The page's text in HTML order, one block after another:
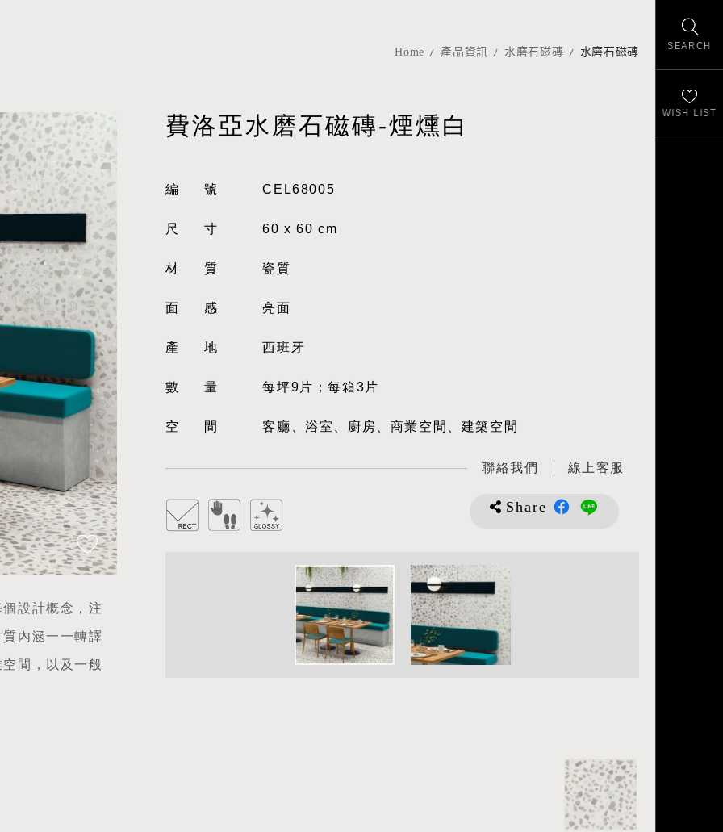
SEARCH
WISH LIST
Home 產品資訊 水磨石磁磚 水磨石磁磚
設計概念，注
內涵一一轉譯
間，以及一般
費洛亞水磨石磁磚-煙燻白
編號 CEL68005
尺寸 60 x 60 cm
材質 瓷質
面感 亮面
產地 西班牙
數量 每坪9片；每箱3片
空間 客廳、浴室、廚房、商業空間、建築空間
聯絡我們 線上客服
Share